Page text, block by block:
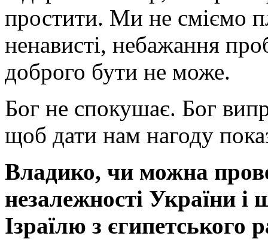
простити. Ми не сміємо
ненависті, небажання
доброго бути не може.
Бог не спокушає. Бог
щоб дати нам нагоду
Владико, чи можна
незалежності України
Ізраїлю з єгипетського